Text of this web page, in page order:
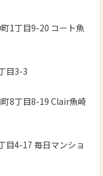
1丁目9-20 コート魚
目3-3
8丁目8-19 Clair魚崎
4-17 毎日マンショ